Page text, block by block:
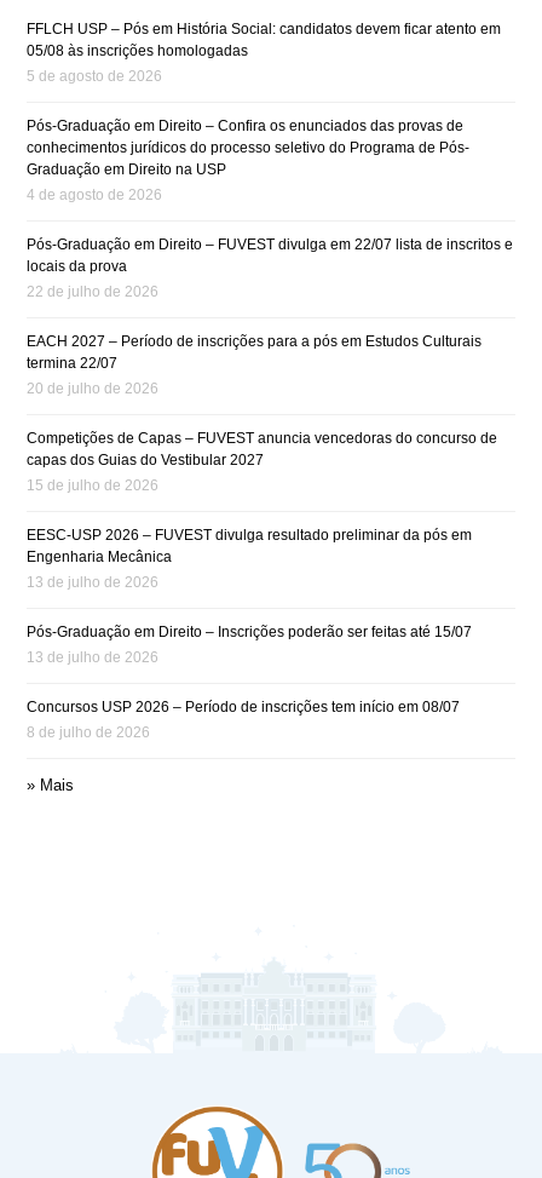
FFLCH USP – Pós em História Social: candidatos devem ficar atento em
05/08 às inscrições homologadas
5 de agosto de 2026
Pós-Graduação em Direito – Confira os enunciados das provas de
conhecimentos jurídicos do processo seletivo do Programa de Pós-
Graduação em Direito na USP
4 de agosto de 2026
Pós-Graduação em Direito – FUVEST divulga em 22/07 lista de inscritos e
locais da prova
22 de julho de 2026
EACH 2027 – Período de inscrições para a pós em Estudos Culturais
termina 22/07
20 de julho de 2026
Competições de Capas – FUVEST anuncia vencedoras do concurso de
capas dos Guias do Vestibular 2027
15 de julho de 2026
EESC-USP 2026 – FUVEST divulga resultado preliminar da pós em
Engenharia Mecânica
13 de julho de 2026
Pós-Graduação em Direito – Inscrições poderão ser feitas até 15/07
13 de julho de 2026
Concursos USP 2026 – Período de inscrições tem início em 08/07
8 de julho de 2026
» Mais